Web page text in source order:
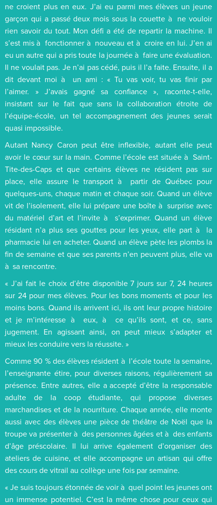
ne croient plus en eux. J’ai eu parmi mes élèves un jeune
garçon qui a passé deux mois sous la couette à ne vouloir
rien savoir du tout. Mon défi a été de repartir la machine. Il
s’est mis à fonctionner à nouveau et à croire en lui. J’en ai
eu un autre qui a pris toute la journée à faire une évaluation.
Il ne voulait pas. Je n’ai pas cédé, puis il l’a faite. Ensuite, il a
dit devant moi à un ami : « Tu vas voir, tu vas finir par
l’aimer. » J’avais gagné sa confiance », raconte-t-elle,
insistant sur le fait que sans la collaboration étroite de
l’équipe-école, un tel accompagnement des jeunes serait
quasi impossible.
Autant Nancy Caron peut être inflexible, autant elle peut
avoir le cœur sur la main. Comme l’école est située à Saint-
Tite-des-Caps et que certains élèves ne résident pas sur
place, elle assure le transport à partir de Québec pour
quelques-uns, chaque matin et chaque soir. Quand un élève
vit de l’isolement, elle lui prépare une boîte à surprise avec
du matériel d’art et l’invite à s’exprimer. Quand un élève
résidant n’a plus ses gouttes pour les yeux, elle part à la
pharmacie lui en acheter. Quand un élève pète les plombs la
fin de semaine et que ses parents n’en peuvent plus, elle va
à sa rencontre.
« J’ai fait le choix d’être disponible 7 jours sur 7, 24 heures
sur 24 pour mes élèves. Pour les bons moments et pour les
moins bons. Quand ils arrivent ici, ils ont leur propre histoire
et je m’intéresse à eux, à ce qu’ils sont, et ce, sans
jugement. En agissant ainsi, on peut mieux s’adapter et
mieux les conduire vers la réussite. »
Comme 90 % des élèves résident à l’école toute la semaine,
l’enseignante étire, pour diverses raisons, régulièrement sa
présence. Entre autres, elle a accepté d’être la responsable
adulte de la coop étudiante, qui propose diverses
marchandises et de la nourriture. Chaque année, elle monte
aussi avec des élèves une pièce de théâtre de Noël que la
troupe va présenter à des personnes âgées et à des enfants
d’âge préscolaire. Il lui arrive également d’organiser des
ateliers de cuisine, et elle accompagne un artisan qui offre
des cours de vitrail au collège une fois par semaine.
« Je suis toujours étonnée de voir à quel point les jeunes ont
un immense potentiel. C’est la même chose pour ceux qui